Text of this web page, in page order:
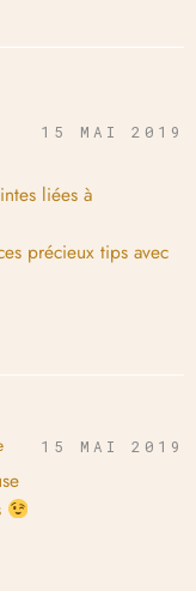
15 MAI 2019
liées à
précieux tips avec
15 MAI 2019